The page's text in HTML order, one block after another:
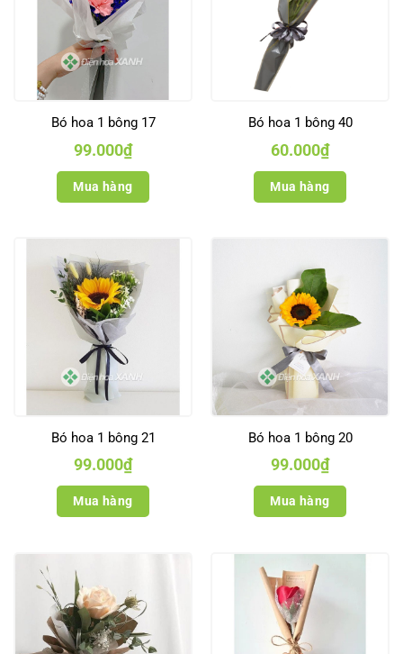
Bó hoa 1 bông 17
99.000₫
Mua hàng
Bó hoa 1 bông 40
60.000₫
Mua hàng
Bó hoa 1 bông 21
99.000₫
Mua hàng
Bó hoa 1 bông 20
99.000₫
Mua hàng